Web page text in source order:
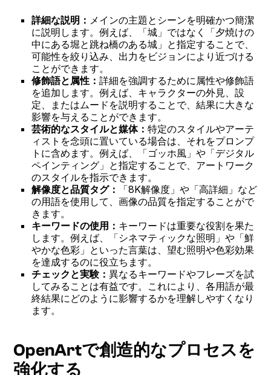
詳細な説明： メインの主題とシーンを明確かつ簡潔
に説明します。例えば、「城」ではなく「夕焼けの
中にある堀と跳ね橋のある城」と指定することで、
可能性を絞り込み、出力をビジョンにより近づける
ことができます。
修飾語と属性：詳細を強調するために属性や修飾語
を追加します。例えば、キャラクターの外見、設
定、またはムードを説明することで、結果に大きな
影響を与えることができます。
芸術的なスタイルと媒体：特定のスタイルやアーテ
ィストを念頭に置いている場合は、それをプロンプ
トに含めます。例えば、「ゴッホ風」や「デジタル
ペインティング」と指定することで、アートワーク
のスタイルを指示できます。
解像度と品質タグ：
「8K解像度」や「高詳細」など
の用語を使用して、画像の品質を指定することがで
きます。
キーワードの使用： キーワードは重要な役割を果た
します。例えば、「シネマティックな照明」や「鮮
やかな色彩」といった言葉は、望む照明や色彩効果
を達成するのに役立ちます。
チェックと実験：異なるキーワードやフレーズを試
してみることは有益です。これにより、各用語が最
終結果にどのように影響するかを理解しやすくなり
ます。
OpenArtで創造的なプロセスを
強化する